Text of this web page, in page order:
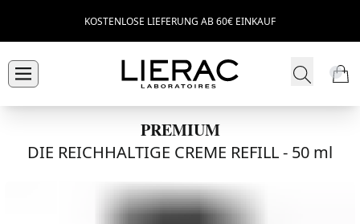
KOSTENLOSE LIEFERUNG AB 60€ EINKAUF
PREMIUM
DIE REICHHALTIGE CREME REFILL - 50 ml